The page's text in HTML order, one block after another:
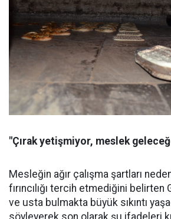
"Çırak yetişmiyor, meslek
Mesleğin ağır çalışma şartları
fırıncılığı tercih etmediğini belirten
ve usta bulmakta büyük sıkıntı